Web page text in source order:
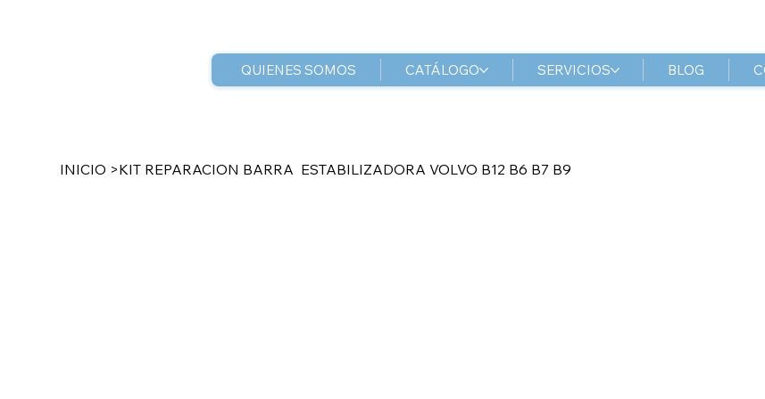
QUIENES SOMOS CATÁLOGO SERVICIOS BLOG
INICIO >KIT REPARACION BARRA ESTABILIZADORA VOLVO B12 B6 B7 B9